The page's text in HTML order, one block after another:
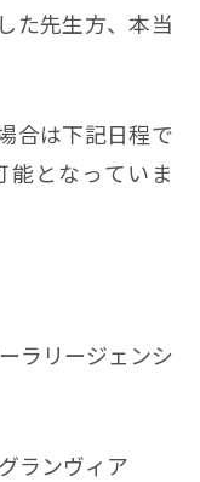
た先生方、本当
合は下記日程で
となっていま
リージェンシ
ンヴィア